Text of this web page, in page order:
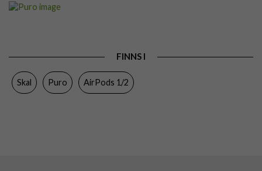
Trådlös laddning-kompatibel
Färg
FINNS I
Skal Puro AirPods 1/2